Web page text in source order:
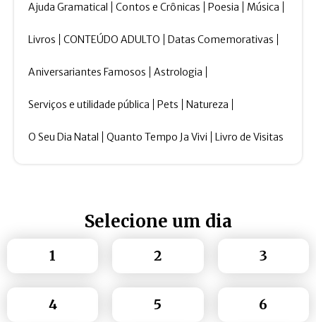
Ajuda Gramatical Contos e Crônicas Poesia Música
Livros CONTEÚDO ADULTO Datas Comemorativas
Aniversariantes Famosos Astrologia
Serviços e utilidade pública Pets Natureza
O Seu Dia Natal Quanto Tempo Ja Vivi Livro de Visitas
Selecione um dia
1 2 3
4 5 6